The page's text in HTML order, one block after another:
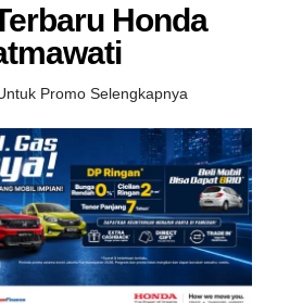
Honda
Promo Selengkapnya